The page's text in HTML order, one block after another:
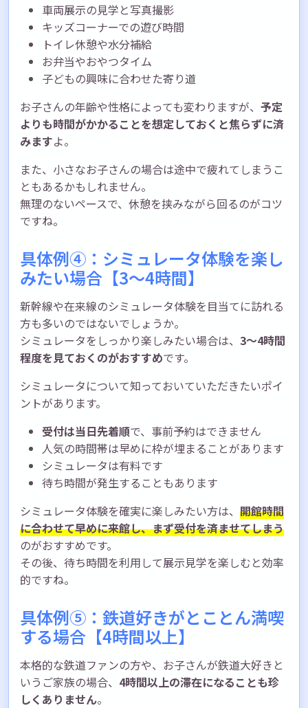
車両展示の見学と写真撮影
キッズコーナーでの遊び時間
トイレ休憩や水分補給
お弁当やおやつタイム
子どもの興味に合わせた寄り道
お子さんの年齢や性格によっても変わりますが、 予定
よりも時間がかかることを想定しておくと焦らずに済
みますよ。
また、小さなお子さんの場合は途中で疲れてしまうこ
ともあるかもしれません。
無理のないペースで、休憩を挟みながら回るのがコツ
ですね。
具体例④：シミュレータ体験を楽し
みたい場合【3〜4時間】
新幹線や在来線のシミュレータ体験を目当てに訪れる
方も多いのではないでしょうか。
シミュレータをしっかり楽しみたい場合は、 3〜4時間
程度を見ておくのがおすすめです。
シミュレータについて知っておいていただきたいポイ
ントがあります。
受付は当日先着順で、事前予約はできません
人気の時間帯は早めに枠が埋まることがあります
シミュレータは有料です
待ち時間が発生することもあります
シミュレータ体験を確実に楽しみたい方は、 開館時間
に合わせて早めに来館し、まず受付を済ませてしまう
のがおすすめです。
その後、待ち時間を利用して展示見学を楽しむと効率
的ですね。
具体例⑤：鉄道好きがとことん満喫
する場合【4時間以上】
本格的な鉄道ファンの方や、お子さんが鉄道大好きと
いうご家族の場合、 4時間以上の滞在になることも珍
しくありません。